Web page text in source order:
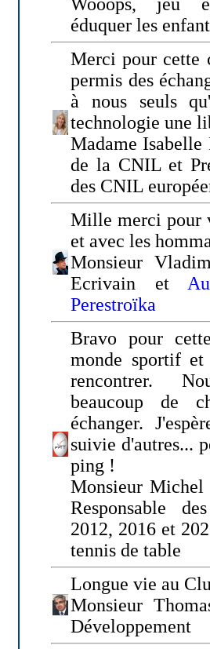
éduquer les
Merci pour cette
permis des
à nous seuls
technologie une
Madame Isabelle
de la CNIL et
des CNIL
Mille merci pour
et avec les
Monsieur
Ecrivain et
Perestroïka
Bravo pour
monde sportif
rencontrer.
beaucoup de
échanger.
suivie d'autres...
ping !
Monsieur
Responsable
2012, 2016 et
tennis de table
Longue vie au
Monsieur
Développement